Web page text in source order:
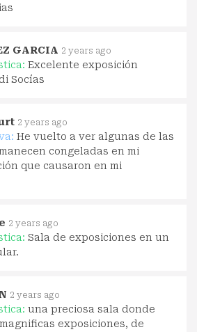
GARCIA 2 years ago
Excelente exposición
Socías
2 years ago
He vuelto a ver algunas de las
congeladas en mi
que causaron en mi
2 years ago
Sala de exposiciones en un
2 years ago
una preciosa sala donde
exposiciones, de